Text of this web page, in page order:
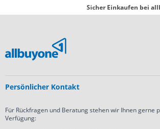
Sicher Einkaufen bei
Persönlicher Kontakt
Für Rückfragen und Beratung stehen wir Ihnen gerne
Verfügung: